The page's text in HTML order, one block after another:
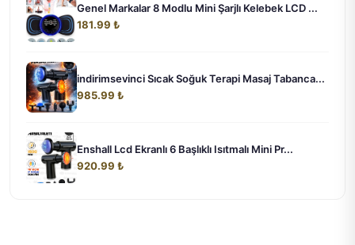
Genel Markalar 8 Modlu Mini Şarjlı Kelebek LCD ...
181.99 ₺
indirimsevinci Sıcak Soğuk Terapi Masaj Tabanca...
985.99 ₺
Enshall Lcd Ekranlı 6 Başlıklı Isıtmalı Mini Pr...
920.99 ₺